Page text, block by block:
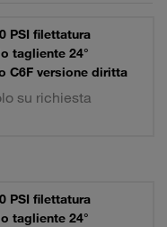
PSI filettatura
tagliente 24°
C6F versione diritta
su richiesta
PSI filettatura
tagliente 24°